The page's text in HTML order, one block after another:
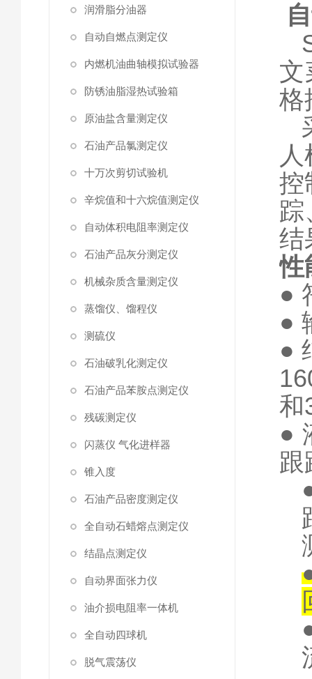
润滑脂分油器
自动自燃点测定仪
内燃机油曲轴模拟试验器
防锈油脂湿热试验箱
原油盐含量测定仪
石油产品氯测定仪
十万次剪切试验机
辛烷值和十六烷值测定仪
自动体积电阻率测定仪
石油产品灰分测定仪
机械杂质含量测定仪
蒸馏仪、馏程仪
测硫仪
石油破乳化测定仪
石油产品苯胺点测定仪
残碳测定仪
闪蒸仪 气化进样器
锥入度
石油产品密度测定仪
全自动石蜡熔点测定仪
结晶点测定仪
自动界面张力仪
油介损电阻率一体机
全自动四球机
脱气震荡仪
文
格
控
踪
结
性
●
●
●
和
●
跟